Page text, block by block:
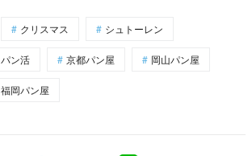
クリスマス シュトーレン
パン活 京都パン屋 岡山パン屋
福岡パン屋